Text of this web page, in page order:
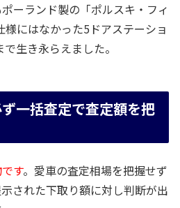
ーランド製の「ポルスキ・フィ
にはなかった5ドアステーショ
生き永らえました。
一括査定で査定額を把
す。愛車の査定相場を把握せず
された下取り額に対し判断が出